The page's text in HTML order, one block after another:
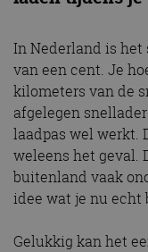
In Nederland is
van een cent. Je
kilometers van de
afgelegen
laadpas wel werkt.
weleens het geval.
buitenland vaak
idee wat je nu echt
Gelukkig kan het